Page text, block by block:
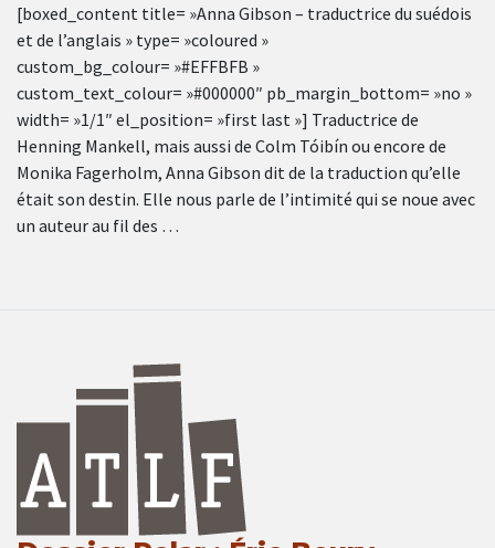
[boxed_content title= »Anna Gibson – traductrice du suédois
et de l’anglais » type= »coloured »
custom_bg_colour= »#EFFBFB »
custom_text_colour= »#000000″ pb_margin_bottom= »no »
width= »1/1″ el_position= »first last »] Traductrice de
Henning Mankell, mais aussi de Colm Tóibín ou encore de
Monika Fagerholm, Anna Gibson dit de la traduction qu’elle
était son destin. Elle nous parle de l’intimité qui se noue avec
un auteur au fil des …